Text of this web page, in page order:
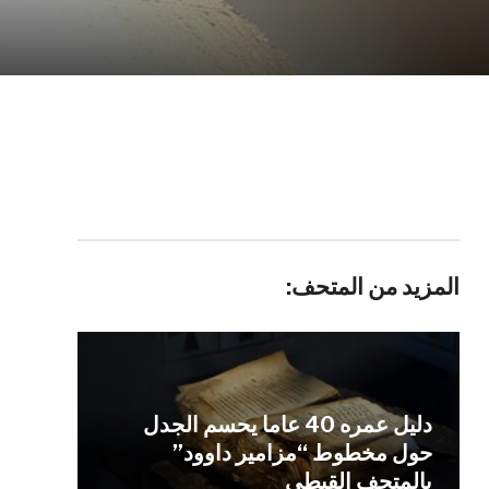
المزيد من المتحف:
دليل عمره 40 عاما يحسم الجدل
حول مخطوط “مزامير داوود”
بالمتحف القبطي